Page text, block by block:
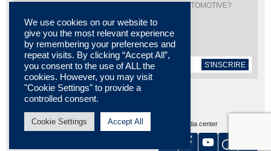
Vous souhaitez être informé de l'actualité de LISI AUTOMOTIVE?
Inscrivez-vous pour recevoir notre newsletter
S'INSCRIRE
Plan du site MENTIONS LÉGALES Contactez-nous
Media center
We use cookies on our website to
give you the most relevant experience
by remembering your preferences and
repeat visits. By clicking “Accept All”,
you consent to the use of ALL the
cookies. However, you may visit
"Cookie Settings" to provide a
controlled consent.
Cookie Settings Accept All